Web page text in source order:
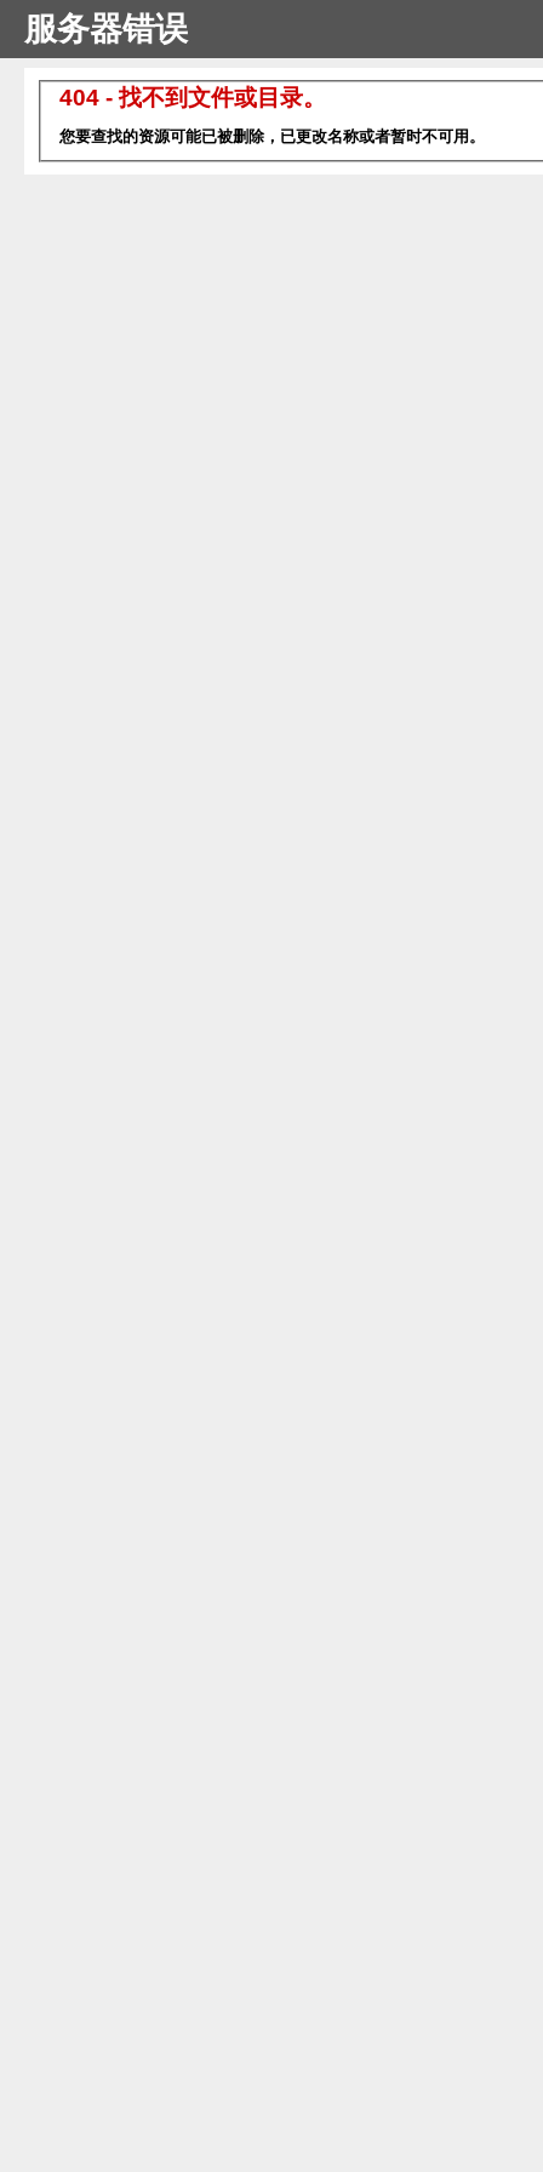
服务器错误
404 - 找不到文件或目录。
您要查找的资源可能已被删除，已更改名称或者暂时不可用。